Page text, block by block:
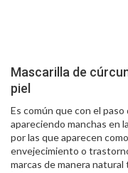
Mascarilla de
piel
Es común que con el
apareciendo manchas en
por las que aparecen
envejecimiento o
marcas de manera